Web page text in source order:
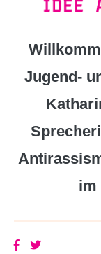
Jugend-
im